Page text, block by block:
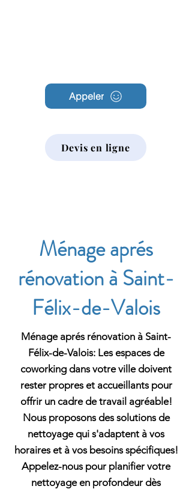
Appeler
Devis en ligne
Ménage aprés
rénovation à Saint-
Félix-de-Valois
Ménage aprés rénovation à Saint-
Félix-de-Valois: Les espaces de
coworking dans votre ville doivent
rester propres et accueillants pour
offrir un cadre de travail agréable!
Nous proposons des solutions de
nettoyage qui s'adaptent à vos
horaires et à vos besoins spécifiques!
Appelez-nous pour planifier votre
nettoyage en profondeur dès